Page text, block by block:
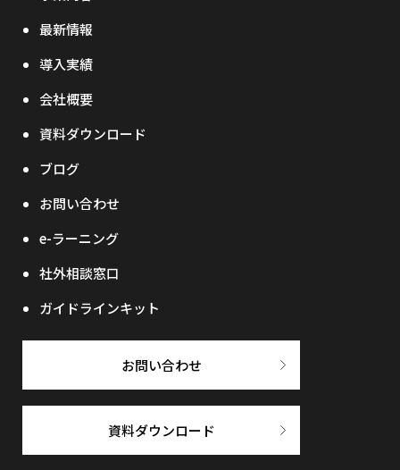
最新情報
導入実績
会社概要
資料ダウンロード
ブログ
お問い合わせ
e-ラーニング
社外相談窓口
ガイドラインキット
お問い合わせ
資料ダウンロード